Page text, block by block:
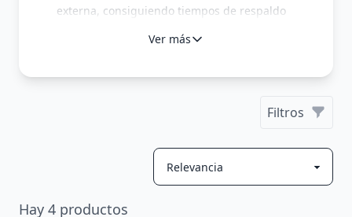
externa, consiguiendo tiempos de respaldo
flexibilidad, se puede ahorrar dinero
Sistema de alimentación de emergecia, SAE
Ver más
Filtros
Hay 4 productos